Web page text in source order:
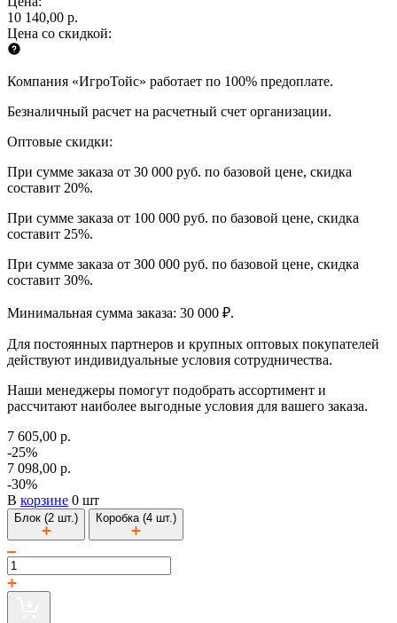
10 140,00 р.
Цена со скидкой:
Компания «ИгроТойс» работает по 100% предоплате.
Безналичный расчет на расчетный счет организации.
Оптовые скидки:
При сумме заказа от 30 000 руб. по базовой цене, скидка
составит 20%.
При сумме заказа от 100 000 руб. по базовой цене, скидка
составит 25%.
При сумме заказа от 300 000 руб. по базовой цене, скидка
составит 30%.
Минимальная сумма заказа: 30 000 ₽.
Для постоянных партнеров и крупных оптовых покупателей
действуют индивидуальные условия сотрудничества.
Наши менеджеры помогут подобрать ассортимент и
рассчитают наиболее выгодные условия для вашего заказа.
7 605,00 р.
-25%
7 098,00 р.
-30%
В корзине 0 шт
Блок (2 шт.) Коробка (4 шт.)